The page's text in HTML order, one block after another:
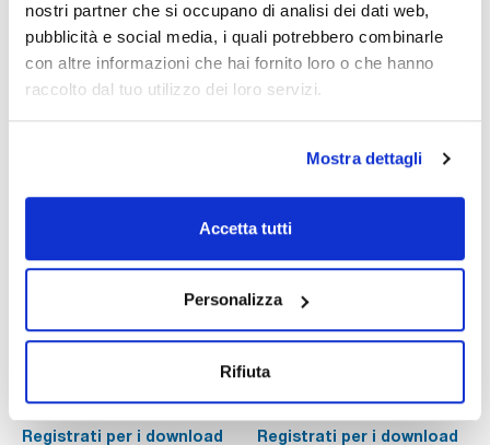
nostri partner che si occupano di analisi dei dati web,
pubblicità e social media, i quali potrebbero combinarle
con altre informazioni che hai fornito loro o che hanno
raccolto dal tuo utilizzo dei loro servizi.
Mostra dettagli
Accetta tutti
Personalizza
Rifiuta
- Synonyms: Sodium polyphosphate, Graham's salt
- CAS [68915-31-1]
- EINECS-No.: 272-808-3
- Solub. in water: (20 ºC): soluble
- LD 50 (oral, rat): 5000 mg/kg
- Tariff number: 2835 39 00 00
chlorides (Cl): max. 0,03 %
TDS / Scheda tecnica
Registrati per i download
COA
Registrati per i download